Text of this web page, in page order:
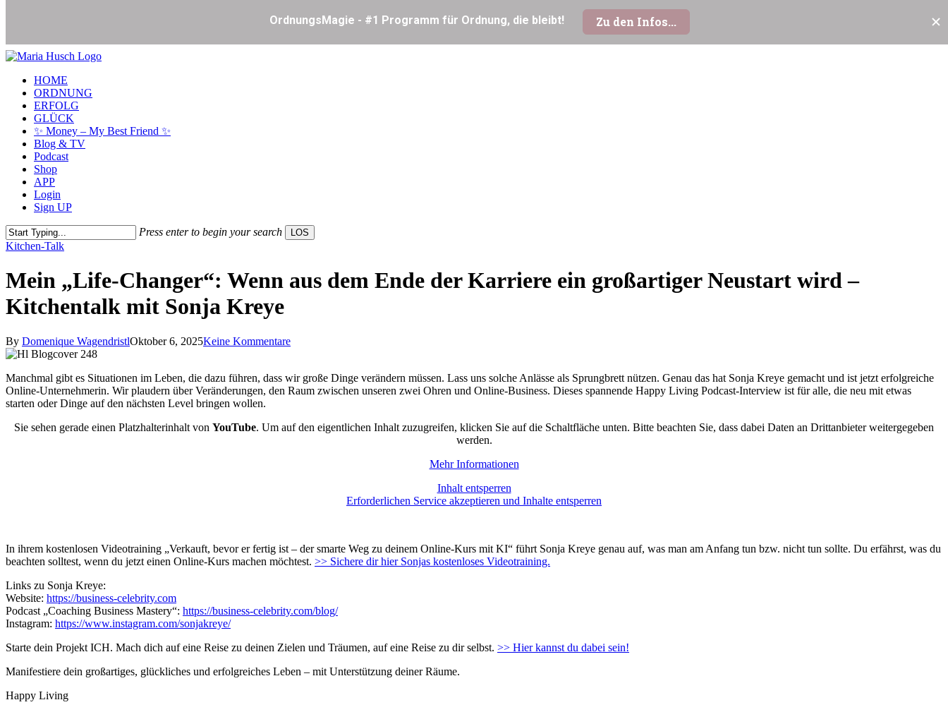
Skip
main
content
Menu
HOME
ORDNUNG
ERFOLG
GLÜCK
✨ Money – My Best Friend ✨
Blog & TV
Podcast
Shop
APP
Login
Sign UP
Press enter to begin your search LOS
Close
Kitchen-Talk
Mein „Life-Changer“: Wenn aus dem Ende der Karriere ein großartiger Neustart wird –
Kitchentalk mit Sonja Kreye
By Domenique WagendristlOktober 6, 2025Keine Kommentare
Manchmal gibt es Situationen im Leben, die dazu führen, dass wir große Dinge verändern müssen. Lass uns solche Anlässe als Sprungbrett nützen. Genau das hat Sonja Kreye gemacht und ist jetzt erfolgreiche
Online-Unternehmerin. Wir plaudern über Veränderungen, den Raum zwischen unseren zwei Ohren und Online-Business. Dieses spannende Happy Living Podcast-Interview ist für alle, die neu mit etwas
starten oder Dinge auf den nächsten Level bringen wollen.
Sie sehen gerade einen Platzhalterinhalt von YouTube. Um auf den eigentlichen Inhalt zuzugreifen, klicken Sie auf die Schaltfläche unten. Bitte beachten Sie, dass dabei Daten an Drittanbieter weitergegeben
werden.
Mehr Informationen
Inhalt entsperren
Erforderlichen Service akzeptieren und Inhalte entsperren
In ihrem kostenlosen Videotraining „Verkauft, bevor er fertig ist – der smarte Weg zu deinem Online-Kurs mit KI“ führt Sonja Kreye genau auf, was man am Anfang tun bzw. nicht tun sollte. Du erfährst, was du
beachten solltest, wenn du jetzt einen Online-Kurs machen möchtest. >> Sichere dir hier Sonjas kostenloses Videotraining.
Links zu Sonja Kreye:
Website: https://business-celebrity.com
Podcast „Coaching Business Mastery“: https://business-celebrity.com/blog/
Instagram: https://www.instagram.com/sonjakreye/
Starte dein Projekt ICH. Mach dich auf eine Reise zu deinen Zielen und Träumen, auf eine Reise zu dir selbst. >> Hier kannst du dabei sein!
Manifestiere dein großartiges, glückliches und erfolgreiches Leben – mit Unterstützung deiner Räume.
Happy Living